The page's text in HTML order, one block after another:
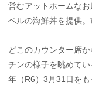
営むアットホームな
ベルの海鮮丼を提供。
どこのカウンター席
チンの様子を眺めて
年（R6）3月31日を